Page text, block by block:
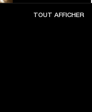
TOUT AFFICHER